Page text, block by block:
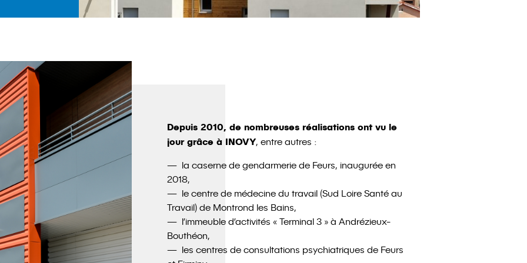
Depuis 2010, de nombreuses réalisations ont vu le
jour grâce à INOVY, entre autres :
la caserne de gendarmerie de Feurs, inaugurée en
2018,
le centre de médecine du travail (Sud Loire Santé au
Travail) de Montrond les Bains,
l’immeuble d’activités « Terminal 3 » à Andrézieux-
Bouthéon,
les centres de consultations psychiatriques de Feurs